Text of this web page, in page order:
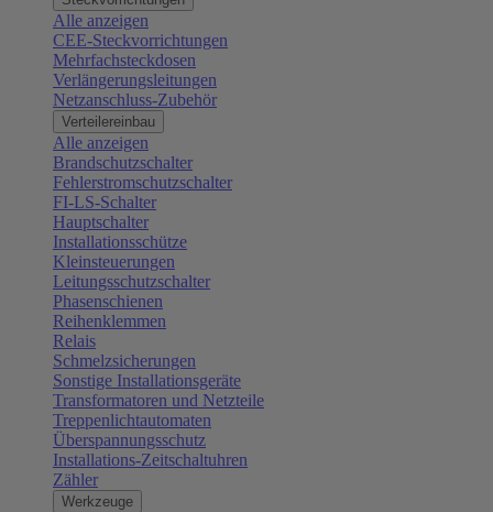
Alle anzeigen
CEE-Steckvorrichtungen
Mehrfachsteckdosen
Verlängerungsleitungen
Netzanschluss-Zubehör
Verteilereinbau
Alle anzeigen
Brandschutzschalter
Fehlerstromschutzschalter
FI-LS-Schalter
Hauptschalter
Installationsschütze
Kleinsteuerungen
Leitungsschutzschalter
Phasenschienen
Reihenklemmen
Relais
Schmelzsicherungen
Sonstige Installationsgeräte
Transformatoren und Netzteile
Treppenlichtautomaten
Überspannungsschutz
Installations-Zeitschaltuhren
Zähler
Werkzeuge